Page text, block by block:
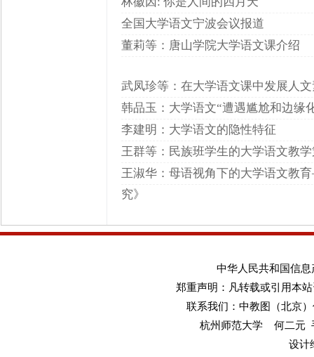
全国大学语文宁波会议报道
董莉等：唐山学院大学语文课介绍
武凤珍等：在大学语文课中发展人
韩品玉：大学语文“遭遇尴尬和边缘
李建明：大学语文的隐性特征
王群等：民族班学生的大学语文教
王淑华：母语视角下的大学语文教
究》
中华人民共和国信息
郑重声明：凡转载或引用本
联系我们：中教图（北京
杭州师范大学 何二元
设计